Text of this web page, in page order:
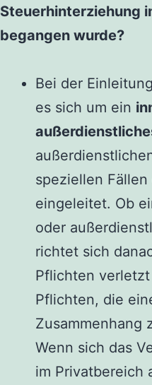
Steuerhinterziehung
begangen wurde?
Bei der
es sich um ein
speziellen
eingeleitet. Ob
oder
richtet sich
Pflichten
Pflichten, die
Zusammenhang
Wenn sich das
im Privatbereich